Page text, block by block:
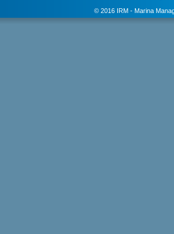
© 2016 IRM - Marina